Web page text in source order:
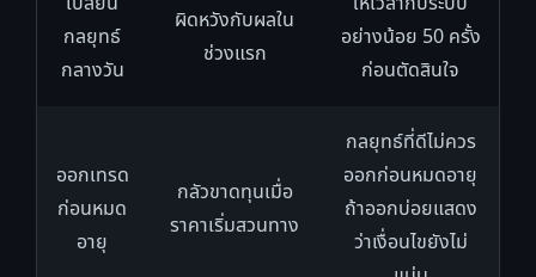
กลยุทธ์
กลางวัน
ผิดหวังกับผลใน
ช่วงแรก
อย่างน้อย 50 ครั้ง
ก่อนตัดสินใจ
ออกเทรด
ก่อนหมด
อายุ
กลัวขาดทุนเมื่อ
ราคาเริ่มสวนทาง
กลยุทธ์ที่ดีไม่ควร
ออกก่อนหมดอายุ
ถ้าออกบ่อยแสดง
ว่าเงื่อนไขยังไม่